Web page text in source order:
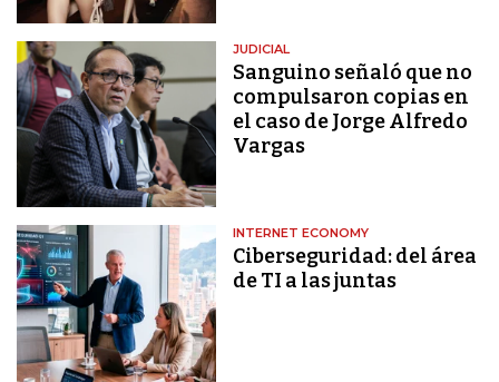
JUDICIAL
Sanguino señaló que no
compulsaron copias en
el caso de Jorge Alfredo
Vargas
INTERNET ECONOMY
Ciberseguridad: del área
de TI a las juntas